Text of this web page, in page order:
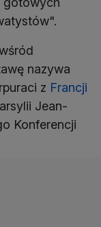
nazywa
z Francji
Jean-
Konferencji